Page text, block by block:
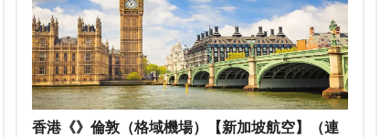
香港《》倫敦（格域機場）【新加坡航空】（連